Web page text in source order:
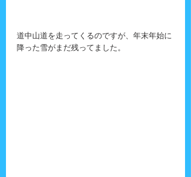
道中山道を走ってくるのですが、年末年始に
降った雪がまだ残ってました。